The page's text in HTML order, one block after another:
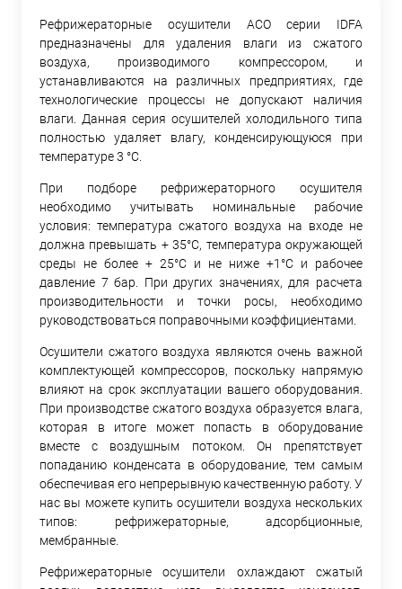
Рефрижераторные осушители АСО серии IDFA
предназначены для удаления влаги из сжатого
воздуха, производимого компрессором, и
устанавливаются на различных предприятиях, где
технологические процессы не допускают наличия
влаги. Данная серия осушителей холодильного типа
полностью удаляет влагу, конденсирующуюся при
температуре 3 °С.
При подборе рефрижераторного осушителя
необходимо учитывать номинальные рабочие
условия: температура сжатого воздуха на входе не
должна превышать + 35°С, температура окружающей
среды не более + 25°С и не ниже +1°С и рабочее
давление 7 бар. При других значениях, для расчета
производительности и точки росы, необходимо
руководствоваться поправочными коэффициентами.
Осушители сжатого воздуха являются очень важной
комплектующей компрессоров, поскольку напрямую
влияют на срок эксплуатации вашего оборудования.
При производстве сжатого воздуха образуется влага,
которая в итоге может попасть в оборудование
вместе с воздушным потоком. Он препятствует
попаданию конденсата в оборудование, тем самым
обеспечивая его непрерывную качественную работу. У
нас вы можете купить осушители воздуха нескольких
типов: рефрижераторные, адсорбционные,
мембранные.
Рефрижераторные осушители охлаждают сжатый